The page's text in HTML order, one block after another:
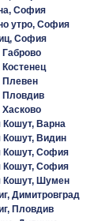
София
утро, София
София
Габрово
Плевен
Пловдив
Хасково
Варна
Видин
Кошут, София
Кошут, София
Кошут, Шумен
Димитровград
Пловдив